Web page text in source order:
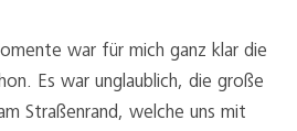
war für mich ganz klar die
Es war unglaublich, die große
Straßenrand, welche uns mit